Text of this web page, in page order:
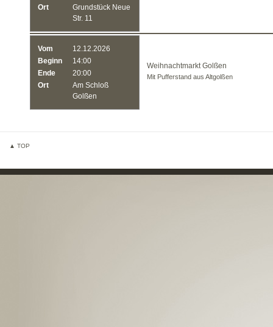
Ort
Grundstück Neue
Str. 11
Vom
12.12.2026
Beginn
14:00
Ende
20:00
Ort
Am Schloß
Golßen
Weihnachtmarkt Golßen
Mit Pufferstand aus Altgolßen
▲ TOP